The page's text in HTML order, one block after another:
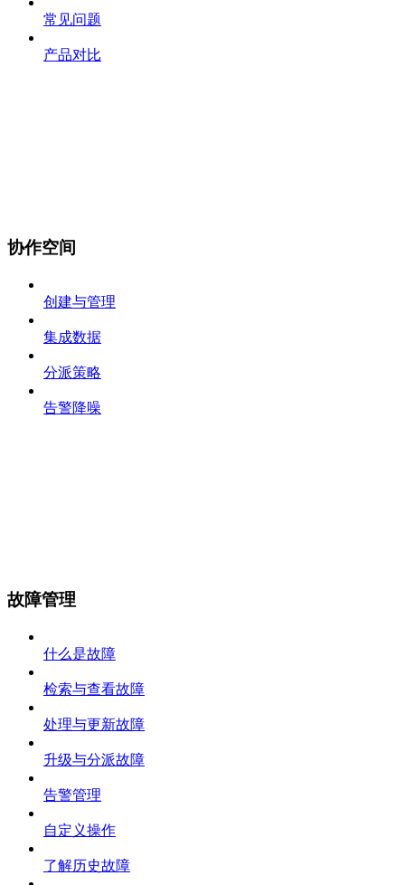
常见问题
产品对比
协作空间
创建与管理
集成数据
分派策略
告警降噪
故障管理
什么是故障
检索与查看故障
处理与更新故障
升级与分派故障
告警管理
自定义操作
了解历史故障